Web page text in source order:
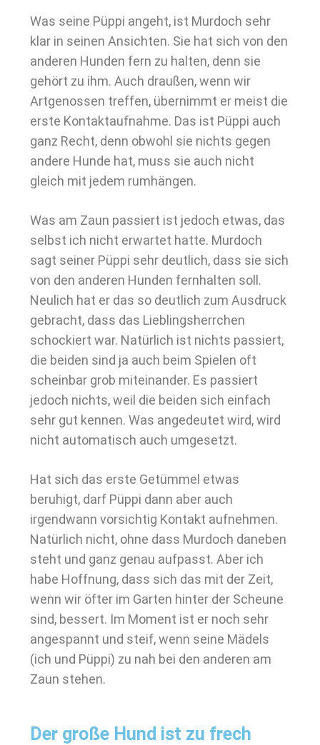
Was seine Püppi angeht, ist Murdoch sehr
klar in seinen Ansichten. Sie hat sich von den
anderen Hunden fern zu halten, denn sie
gehört zu ihm. Auch draußen, wenn wir
Artgenossen treffen, übernimmt er meist die
erste Kontaktaufnahme. Das ist Püppi auch
ganz Recht, denn obwohl sie nichts gegen
andere Hunde hat, muss sie auch nicht
gleich mit jedem rumhängen.
Was am Zaun passiert ist jedoch etwas, das
selbst ich nicht erwartet hatte. Murdoch
sagt seiner Püppi sehr deutlich, dass sie sich
von den anderen Hunden fernhalten soll.
Neulich hat er das so deutlich zum Ausdruck
gebracht, dass das Lieblingsherrchen
schockiert war. Natürlich ist nichts passiert,
die beiden sind ja auch beim Spielen oft
scheinbar grob miteinander. Es passiert
jedoch nichts, weil die beiden sich einfach
sehr gut kennen. Was angedeutet wird, wird
nicht automatisch auch umgesetzt.
Hat sich das erste Getümmel etwas
beruhigt, darf Püppi dann aber auch
irgendwann vorsichtig Kontakt aufnehmen.
Natürlich nicht, ohne dass Murdoch daneben
steht und ganz genau aufpasst. Aber ich
habe Hoffnung, dass sich das mit der Zeit,
wenn wir öfter im Garten hinter der Scheune
sind, bessert. Im Moment ist er noch sehr
angespannt und steif, wenn seine Mädels
(ich und Püppi) zu nah bei den anderen am
Zaun stehen.
Der große Hund ist zu frech